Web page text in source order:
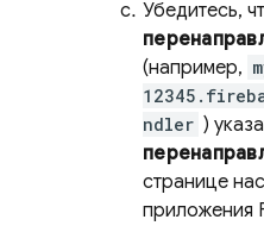
Убедитесь,
(например,
ndler )
странице
приложения